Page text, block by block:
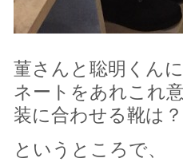
菫さんと聡明くん
ネートをあれこれ
装に合わせる靴は？
というところで、